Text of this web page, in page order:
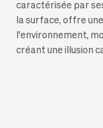
caractérisée par
la surface, offre
l'environnement,
créant une illusion